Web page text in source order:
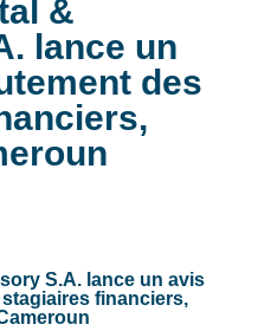
&
lance un
des
S.A. lance un avis
financiers,